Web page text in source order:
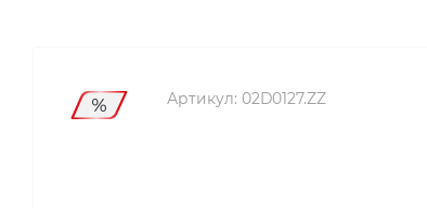
Артикул: 02D0127.ZZ